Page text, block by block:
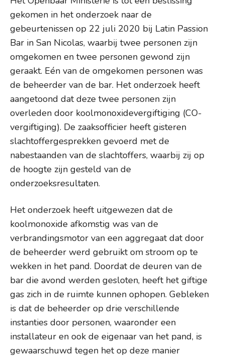
gekomen in het onderzoek naar de
gebeurtenissen op 22 juli 2020 bij Latin Passion
Bar in San Nicolas, waarbij twee personen zijn
omgekomen en twee personen gewond zijn
geraakt. Eén van de omgekomen personen was
de beheerder van de bar. Het onderzoek heeft
aangetoond dat deze twee personen zijn
overleden door koolmonoxidevergiftiging (CO-
vergiftiging). De zaaksofficier heeft gisteren
slachtoffergesprekken gevoerd met de
nabestaanden van de slachtoffers, waarbij zij op
de hoogte zijn gesteld van de
onderzoeksresultaten.
Het onderzoek heeft uitgewezen dat de
koolmonoxide afkomstig was van de
verbrandingsmotor van een aggregaat dat door
de beheerder werd gebruikt om stroom op te
wekken in het pand. Doordat de deuren van de
bar die avond werden gesloten, heeft het giftige
gas zich in de ruimte kunnen ophopen. Gebleken
is dat de beheerder op drie verschillende
instanties door personen, waaronder een
installateur en ook de eigenaar van het pand, is
gewaarschuwd tegen het op deze manier